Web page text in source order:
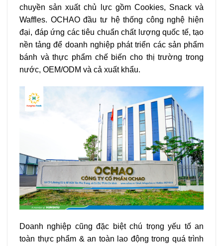
chuyền sản xuất chủ lực gồm Cookies, Snack và
Waffles. OCHAO đầu tư hệ thống công nghệ hiện
đại, đáp ứng các tiêu chuẩn chất lượng quốc tế, tạo
nền tảng để doanh nghiệp phát triển các sản phẩm
bánh và thực phẩm chế biến cho thị trường trong
nước, OEM/ODM và cả xuất khẩu.
Doanh nghiệp cũng đặc biệt chú trọng yếu tố an
toàn thực phẩm & an toàn lao động trong quá trình